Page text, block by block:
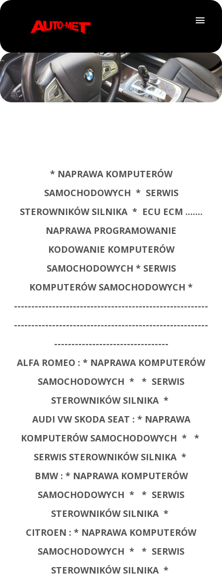
* NAPRAWA KOMPUTERÓW
SAMOCHODOWYCH * SERWIS
STEROWNIKÓW SILNIKA * ECU ECM .......
NAPRAWA PROGRAMOWANIE
KODOWANIE KOMPUTERÓW
SAMOCHODOWYCH * SERWIS
KOMPUTERÓW SAMOCHODOWYCH *
--------------------------------------------------------
--------------------------------------------------------
---------------------------------
ALFA ROMEO : * NAPRAWA KOMPUTERÓW
SAMOCHODOWYCH *
* SERWIS
STEROWNIKÓW SILNIKA *
AUDI VW SKODA SEAT : * NAPRAWA
KOMPUTERÓW SAMOCHODOWYCH *
*
SERWIS STEROWNIKÓW SILNIKA *
BMW : * NAPRAWA KOMPUTERÓW
SAMOCHODOWYCH *
* SERWIS
STEROWNIKÓW SILNIKA *
CITROEN : * NAPRAWA KOMPUTERÓW
SAMOCHODOWYCH *
* SERWIS
STEROWNIKÓW SILNIKA *